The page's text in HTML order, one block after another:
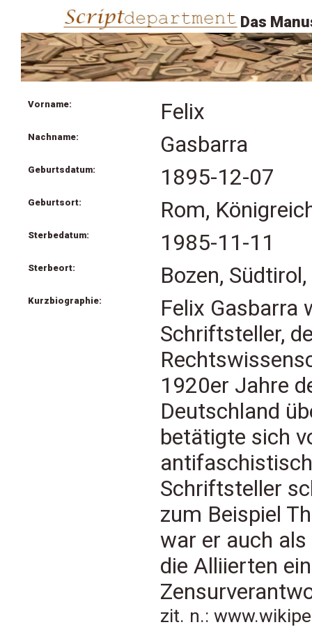
Das
Vorname: Felix
Nachname: Gasbarra
Geburtsdatum: 1895-12-07
Geburtsort: Rom,
Sterbedatum: 1985-11-11
Sterbeort: Bozen,
Kurzbiographie:
Felix Gasbarra
Schriftsteller,
1920er Jahre
Deutschland
betätigte sich
Schriftsteller
zum Beispiel
war er auch
die Alliierten
zit. n.: